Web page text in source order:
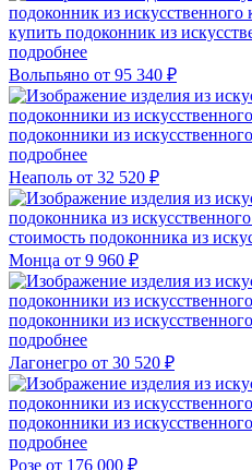
купить подоконник из
подробнее
Вольпьяно от 95 340 ₽
подоконники из
подробнее
Неаполь от 32 520 ₽
стоимость подоконника из
Монца от 9 960 ₽
подоконники из
подробнее
Лагонегро от 30 520 ₽
подоконники из
подробнее
Розе от 176 000 ₽